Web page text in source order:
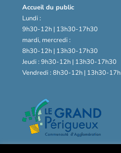
Accueil du public
Lundi :
9h30-12h | 13h30-17h30
mardi, mercredi :
8h30-12h | 13h30-17h30
Jeudi : 9h30-12h | 13h30-17h30
Vendredi : 8h30-12h | 13h30-17h